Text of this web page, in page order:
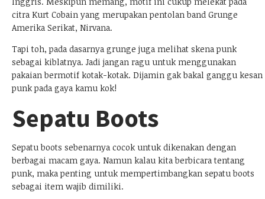
citra Kurt Cobain yang merupakan pentolan band Grunge
Amerika Serikat, Nirvana.
Tapi toh, pada dasarnya grunge juga melihat skena punk
sebagai kiblatnya. Jadi jangan ragu untuk menggunakan
pakaian bermotif kotak-kotak. Dijamin gak bakal ganggu kesan
punk pada gaya kamu kok!
Sepatu Boots
Sepatu boots sebenarnya cocok untuk dikenakan dengan
berbagai macam gaya. Namun kalau kita berbicara tentang
punk, maka penting untuk mempertimbangkan sepatu boots
sebagai item wajib dimiliki.